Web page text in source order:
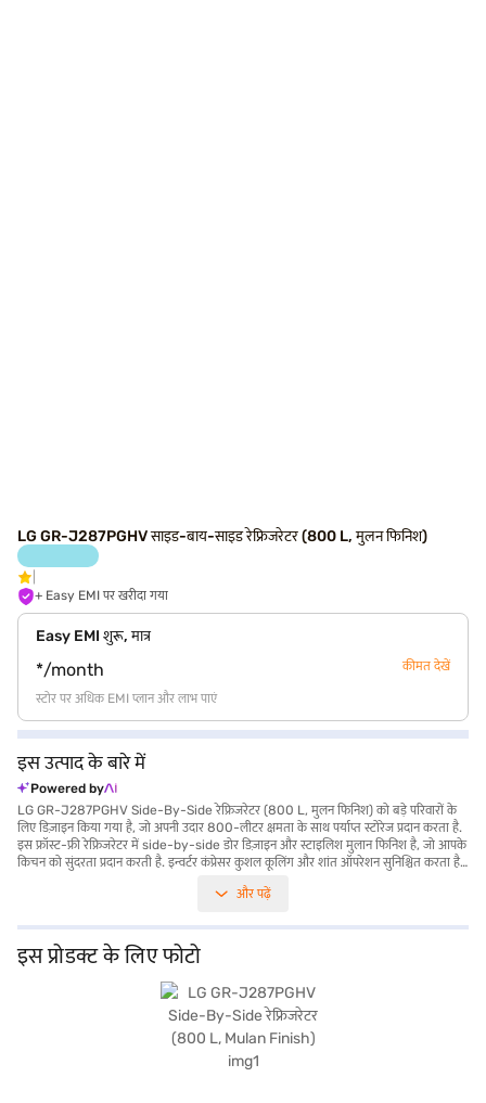
LG GR-J287PGHV साइड-बाय-साइड रेफ्रिजरेटर (800 L, मुलन फिनिश)
+ Easy EMI पर खरीदा गया
Easy EMI शुरू, मात्र
*/month कीमत देखें
स्टोर पर अधिक EMI प्लान और लाभ पाएं
इस उत्पाद के बारे में
Powered by
LG GR-J287PGHV Side-By-Side रेफ्रिजरेटर (800 L, मुलन फिनिश) को बड़े परिवारों के
लिए डिज़ाइन किया गया है, जो अपनी उदार 800-लीटर क्षमता के साथ पर्याप्त स्टोरेज प्रदान करता है.
इस फ्रॉस्ट-फ्री रेफ्रिजरेटर में side-by-side डोर डिज़ाइन और स्टाइलिश मुलान फिनिश है, जो आपके
किचन को सुंदरता प्रदान करती है. इन्वर्टर कंप्रेसर कुशल कूलिंग और शांत ऑपरेशन सुनिश्चित करता है,
नहीं है, लेकिन इसके 845 x 912 x 937 mm डायमेंशन इसे बड़ी किचन के लिए एक बड़ा उपकरण
रखने के लिए डिज़ाइन किया गया है. 1-वर्ष की मैन्युफैक्चरर की कम्प्रीहेंसिव वारंटी और कंप्रेसर पर 10-
वर्ष की वारंटी के साथ मन की शांति का आनंद लें. यह प्रीमियम रेफ्रिजरेटर उन लोगों के लिए आदर्श है
जिन्हें बड़ी क्षमता और कुशल कूलिंग की आवश्यकता है. खरीदारी करने के लिए बजाज फाइनेंस पर
विकल्पों के बारे में जानें या पार्टनर स्टोर पर जाएं और Easy EMIs का लाभ उठाएं.
और पढ़ें
इस प्रोडक्ट के लिए फोटो